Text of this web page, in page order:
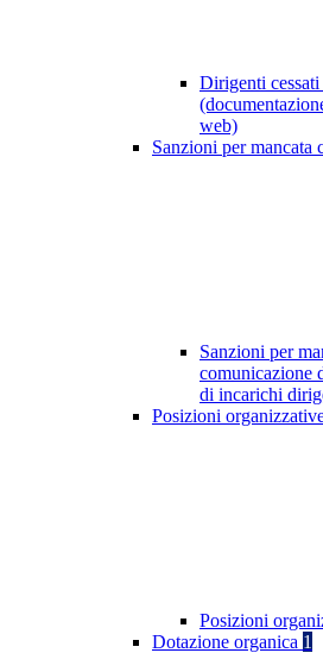
Dirigenti
web)
Sanzioni per mancata
Sanzioni per
comunicazione
di incarichi
Posizioni
Posizioni
Dotazione organica 1